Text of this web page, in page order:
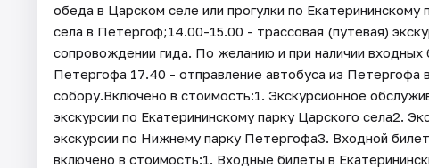
обеда в Царском селе или прогулки по
села в Петергоф;14.00-15.00 - трассовая (путевая)
сопровождении гида. По желанию и при наличии
Петергофа 17.40 - отправление автобуса из
собору.Включено в стоимость:1. Экскурсионное
экскурсии по Екатерининскому парку Царского села2.
экскурсии по Нижнему парку Петергофа3. Входной
включено в стоимость:1. Входные билеты в